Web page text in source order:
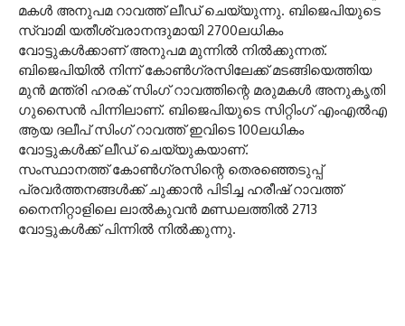
മകള്‍ അനുപമ റാവത്ത് ലീഡ് ചെയ്യുന്നു. ബിജെപിയുടെ
സ്വാമി യതീശ്വരാനന്ദുമായി 2700ലധികം
വോട്ടുകള്‍ക്കാണ് അനുപമ മുന്നില്‍ നില്‍ക്കുന്നത്.
ബിജെപിയില്‍ നിന്ന് കോണ്‍ഗ്രസിലേക്ക് മടങ്ങിയെത്തിയ
മുന്‍ മന്ത്രി ഹരക് സിംഗ് റാവത്തിന്റെ മരുമകള്‍ അനുകൃതി
ഗുസൈന്‍ പിന്നിലാണ്. ബിജെപിയുടെ സിറ്റിംഗ് എംഎല്‍എ
ആയ ദലീപ് സിംഗ് റാവത്ത് ഇവിടെ 100ലധികം
വോട്ടുകള്‍ക്ക് ലീഡ് ചെയ്യുകയാണ്.
സംസ്ഥാനത്ത് കോണ്‍ഗ്രസിന്റെ തെരഞ്ഞെടുപ്പ്
പ്രവര്‍ത്തനങ്ങള്‍ക്ക് ചുക്കാന്‍ പിടിച്ച ഹരീഷ് റാവത്ത്
നൈനിറ്റാളിലെ ലാല്‍കുവന്‍ മണ്ഡലത്തില്‍ 2713
വോട്ടുകള്‍ക്ക് പിന്നില്‍ നില്‍ക്കുന്നു.